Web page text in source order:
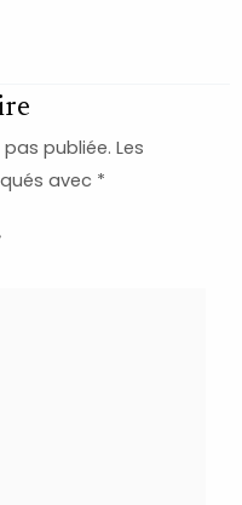
publiée. Les
avec *